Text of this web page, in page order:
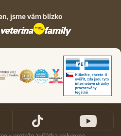
jsme vám blízko